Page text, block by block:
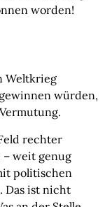
worden!
Weltkrieg
würden,
rechter
– weit genug
politischen
Das ist nicht